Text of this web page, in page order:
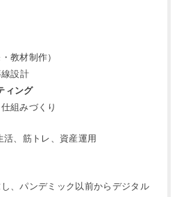
教材制作）
設計
ィング
組みづくり
、筋トレ、資産運用
、パンデミック以前からデジタル